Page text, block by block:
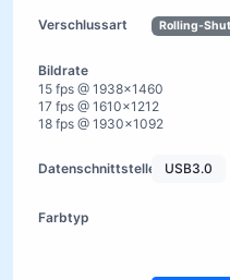
Rolling-
15 fps @ 1938×1460
17 fps @ 1610×1212
18 fps @ 1930×1092
USB3.0